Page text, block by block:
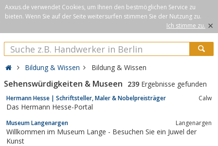
Axxus.de verwendet Cookies, um Ihnen den bestmöglichen Service zu
bieten. Wenn Sie auf der Seite weitersurfen stimmen Sie der Nutzung zu.
Ich stimme zu. ×
Bildung & Wissen Bildung & Wissen
Sehenswürdigkeiten & Museen 239 Ergebnisse gefunden
Hermann Hesse | Schriftsteller, Maler & Nobelpreisträger Calw
Das Hermann Hesse-Portal
Museum Langenargen Langenargen
Willkommen im Museum Lange - Besuchen Sie ein Juwel der
Kunst